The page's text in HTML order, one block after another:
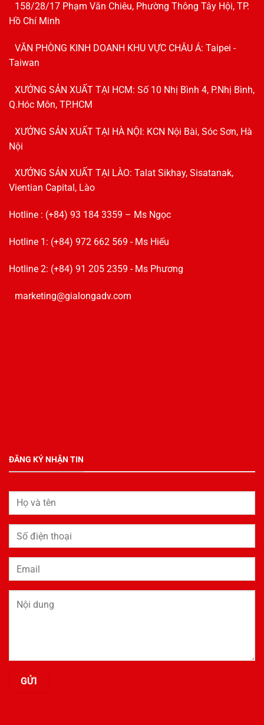
158/28/17 Phạm Văn Chiêu, Phường Thông Tây Hội, TP.
Hồ Chí Minh
VĂN PHÒNG KINH DOANH KHU VỰC CHÂU Á: Taipei -
Taiwan
XƯỞNG SẢN XUẤT TẠI HCM: Số 10 Nhị Bình 4, P.Nhị Bình,
Q.Hóc Môn, TP.HCM
XƯỞNG SẢN XUẤT TẠI HÀ NỘI: KCN Nội Bài, Sóc Sơn, Hà
Nội
XƯỞNG SẢN XUẤT TẠI LÀO: Talat Sikhay, Sisatanak,
Vientian Capital, Lào
Hotline : (+84) 93 184 3359 – Ms Ngọc
Hotline 1: (+84) 972 662 569 - Ms Hiếu
Hotline 2: (+84) 91 205 2359 - Ms Phương
marketing@gialongadv.com
ĐĂNG KÝ NHẬN TIN